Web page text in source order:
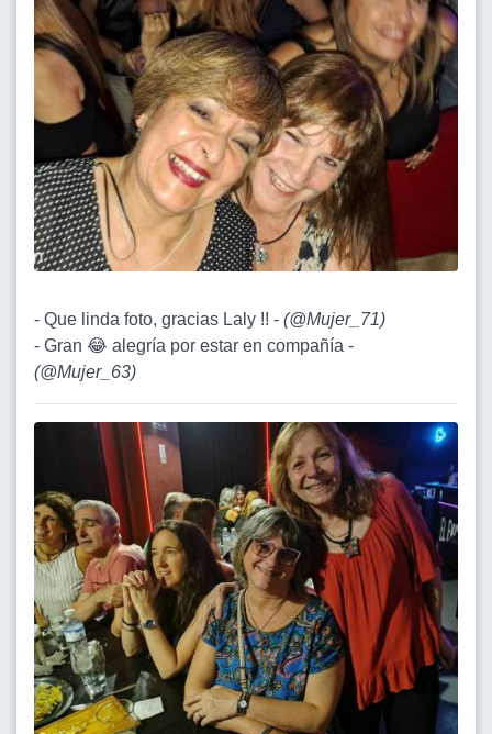
- Que linda foto, gracias Laly !! - (@Mujer_71)
- Gran 😂 alegría por estar en compañía -
(@Mujer_63)